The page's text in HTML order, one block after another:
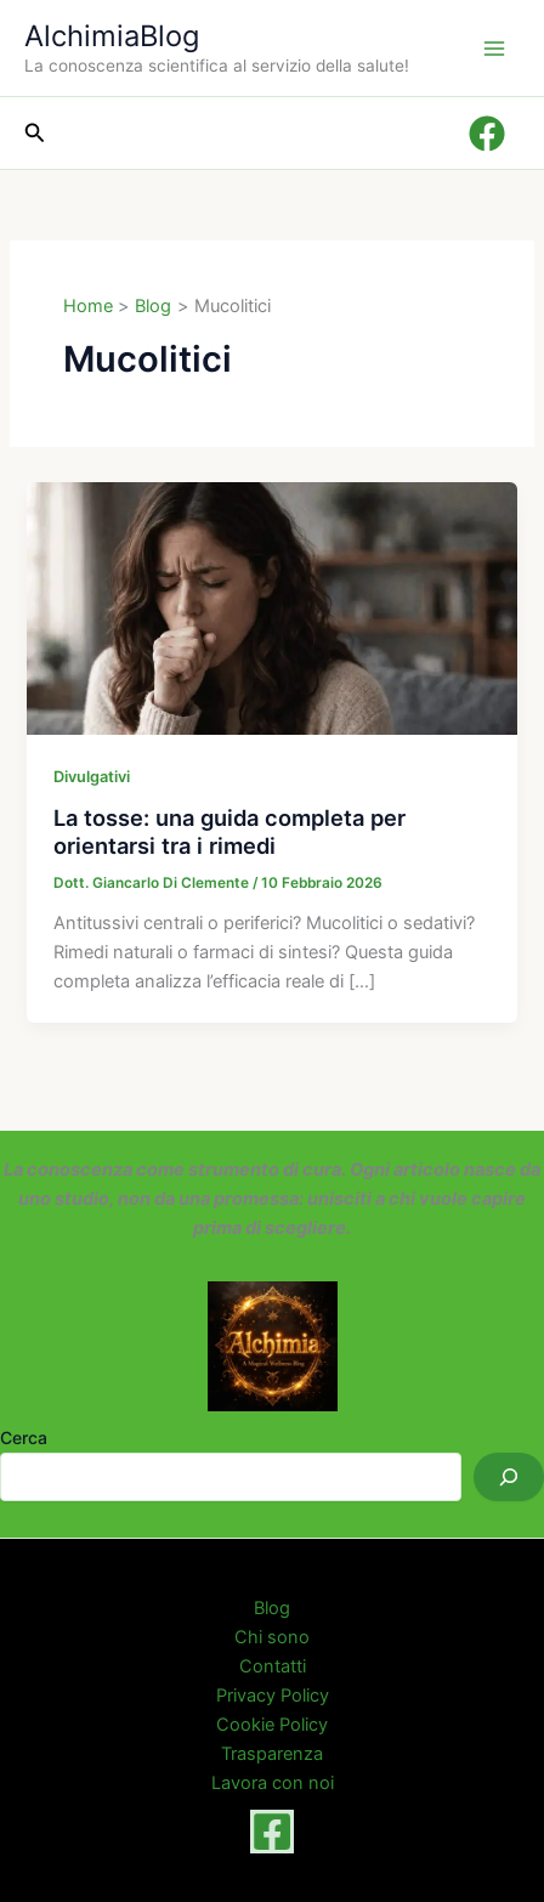
contenuto
AlchimiaBlog
La conoscenza scientifica al servizio della salute!
Cerca
Home Blog Mucolitici
Mucolitici
Divulgativi
La tosse: una guida completa per
orientarsi tra i rimedi
Dott. Giancarlo Di Clemente/10 Febbraio 2026
Antitussivi centrali o periferici? Mucolitici o sedativi?
Rimedi naturali o farmaci di sintesi? Questa guida
completa analizza l’efficacia reale di […]
La conoscenza come strumento di cura. Ogni articolo nasce da
uno studio, non da una promessa: unisciti a chi vuole capire
prima di scegliere.
Cerca
Blog
Chi sono
Contatti
Privacy Policy
Cookie Policy
Trasparenza
Lavora con noi